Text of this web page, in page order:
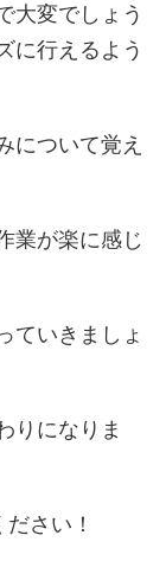
大変でしょう
に行えるよう
について覚え
業が楽に感じ
ていきましょ
りになりま
さい！